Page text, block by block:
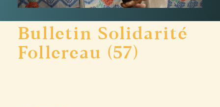
Bulletin Solidarité
Follereau (57)